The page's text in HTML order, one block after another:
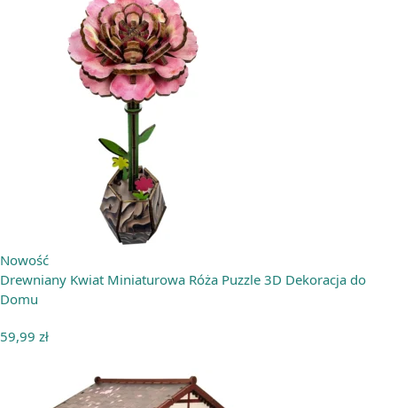
Nowość
Drewniany Kwiat Miniaturowa Róża Puzzle 3D Dekoracja do
Domu
59,99 zł